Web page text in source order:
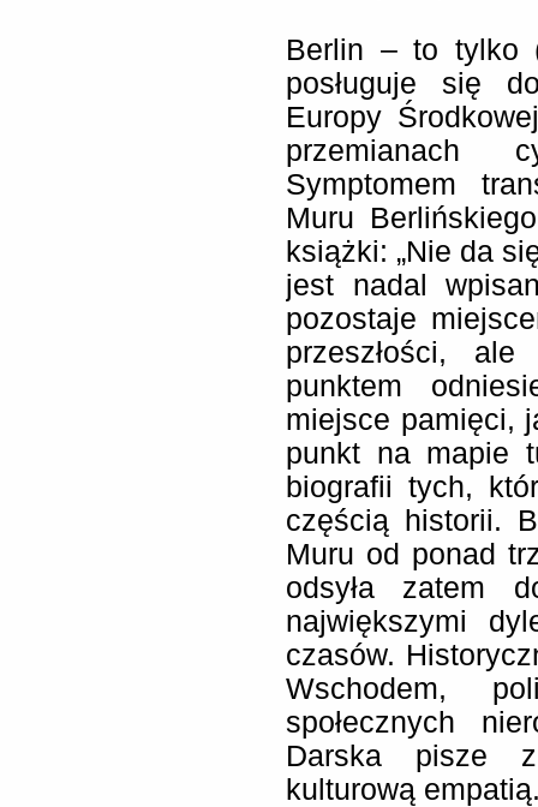
Berlin – to tylko
posługuje się
Europy
przemianach
Symptomem
Muru
książki: „Nie da
jest nadal
pozostaje
przeszłości,
punktem
miejsce pamięci,
punkt na mapie
biografii tych,
częścią historii.
Muru od ponad
odsyła zatem
największymi
czasów.
Wschodem,
społecznych
Darska pisze
kulturową